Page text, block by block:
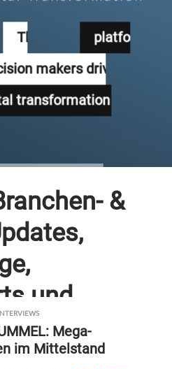
&
und
Mega-
im Mittelstand